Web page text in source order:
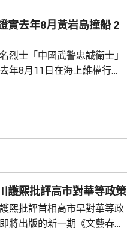
實去年8月黃岩島撞船 2
烈士「中國武警忠誠衛士」
年8月11日在海上維權行動
首次間接證實撞船事件造成
的程龍同日在海上維權行動
追記一等功。...
護熙批評高市對華等政策
熙批評首相高市早對華等政
將出版的新一期《文藝春